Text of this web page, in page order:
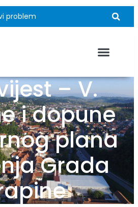
problem
– V.
i dopune
plana
Grada